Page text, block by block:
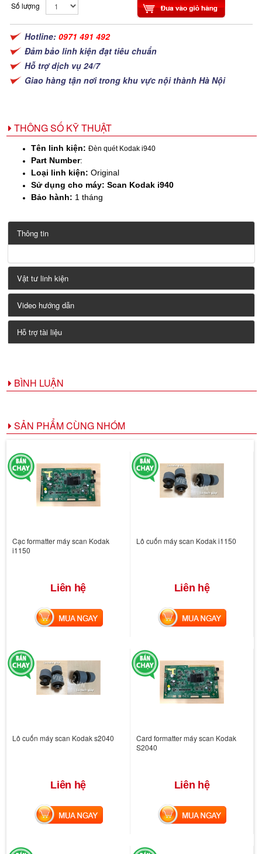
Số lượng
Hotline: 0971 491 492
Đảm bảo linh kiện đạt tiêu chuẩn
Hỗ trợ dịch vụ 24/7
Giao hàng tận nơi trong khu vực nội thành Hà Nội
THÔNG SỐ KỸ THUẬT
Tên linh kiện: Đèn quét Kodak i940
Part Number:
Loại linh kiện: Original
Sử dụng cho máy: Scan Kodak i940
Bảo hành: 1 tháng
Thông tin
Vật tư linh kiện
Video hướng dẫn
Hỗ trợ tài liệu
BÌNH LUẬN
SẢN PHẨM CÙNG NHÓM
Cạc formatter máy scan Kodak
i1150
Liên hệ
MUA NGAY
Lô cuốn máy scan Kodak i1150
Liên hệ
MUA NGAY
Lô cuốn máy scan Kodak s2040
Liên hệ
MUA NGAY
Card formatter máy scan Kodak
S2040
Liên hệ
MUA NGAY